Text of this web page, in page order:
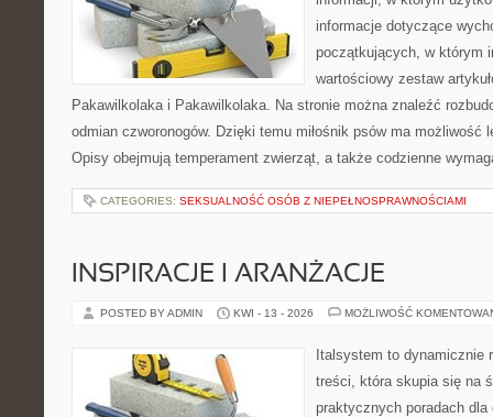
informacje dotyczące
początkujących, w którym
wartościowy zestaw
Pakawilkolaka i Pakawilkolaka. Na stronie można znaleźć
odmian czworonogów. Dzięki temu miłośnik psów ma możliwość
Opisy obejmują temperament zwierząt, a także codzienne
CATEGORIES: SEKSUALNOŚĆ OSÓB Z NIEPEŁNOSPRAWNOŚCIAMI
INSPIRACJE I ARANŻACJE
POSTED BY ADMIN KWI - 13 - 2026 MOŻLIWOŚĆ
Italsystem to dynamicznie
treści, która skupia się na
praktycznych poradach